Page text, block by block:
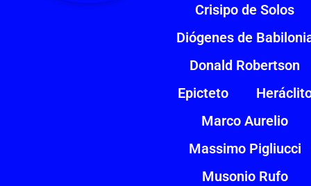
Crisipo de Solos
Diógenes de
Donald Robertson
Epicteto
Marco Aurelio
Massimo Pigliucci
Musonio Rufo